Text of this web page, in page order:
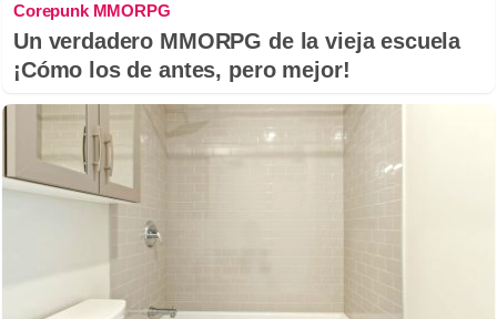
Corepunk MMORPG
Un verdadero MMORPG de la vieja escuela
¡Cómo los de antes, pero mejor!